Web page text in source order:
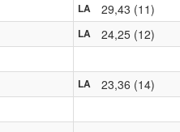
LA 29,43 (11)
LA 24,25 (12)
LA 23,36 (14)